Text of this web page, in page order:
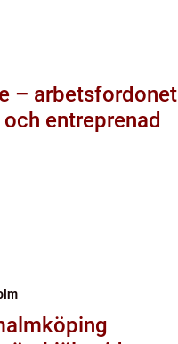
– arbetsfordonet
entreprenad